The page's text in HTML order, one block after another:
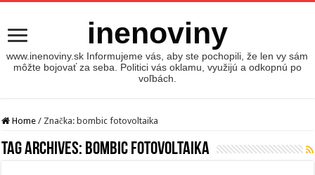
inenoviny
www.inenoviny.sk Informujeme vás, aby ste pochopili, že len vy sám
môžte bojovať za seba. Politici vás oklamu, využijú a odkopnú po
voľbách.
Home / Značka: bombic fotovoltaika
Tag Archives: bombic fotovoltaika